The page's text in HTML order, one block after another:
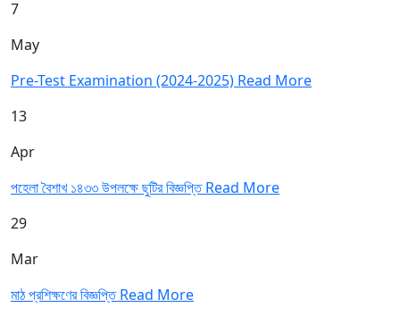
7
May
Pre-Test Examination (2024-2025) Read More
13
Apr
পহেলা বৈশাখ ১৪৩৩ উপলক্ষে ছুটির বিজ্ঞপ্তিRead More
29
Mar
মাঠ প্রশিক্ষণের বিজ্ঞপ্তিRead More